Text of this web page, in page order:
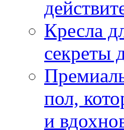
Кресла
секреты
пол,
и